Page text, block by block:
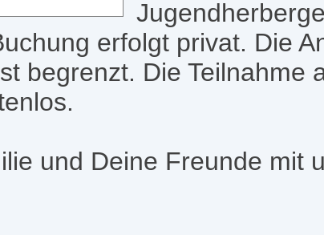
erfolgt privat. Die
begrenzt. Die Teilnahme
und Deine Freunde mit